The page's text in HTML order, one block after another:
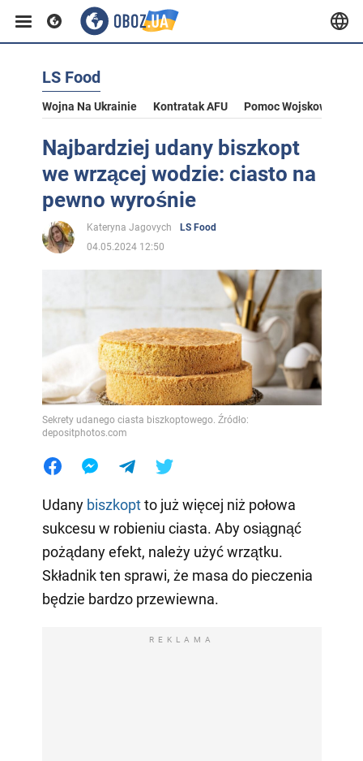
LS Food
Wojna Na Ukrainie Kontratak AFU Pomoc Wojskowa Dla
Najbardziej udany biszkopt
we wrzącej wodzie: ciasto na
pewno wyrośnie
Kateryna Jagovych
LS Food
04.05.2024 12:50
Sekrety udanego ciasta biszkoptowego. Źródło:
depositphotos.com
Udany biszkoptto już więcej niż połowa
sukcesu w robieniu ciasta. Aby osiągnąć
pożądany efekt, należy użyć wrzątku.
Składnik ten sprawi, że masa do pieczenia
będzie bardzo przewiewna.
REKLAMA